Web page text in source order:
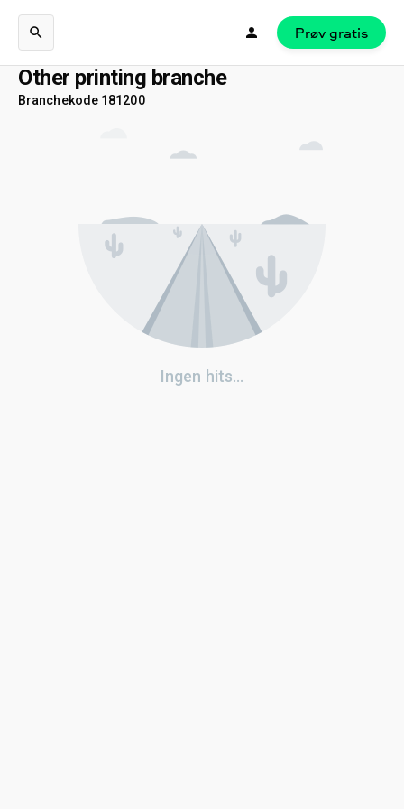
Prøv gratis
Other printing branche
Branchekode 181200
Ingen hits…